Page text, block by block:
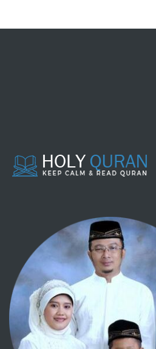
032 - AS SAJDAH
034 - SABA'
035 - FAATHIR
036 - YAA SIIN
037 - ASH SHAAFFAAT
038 - SHAAD